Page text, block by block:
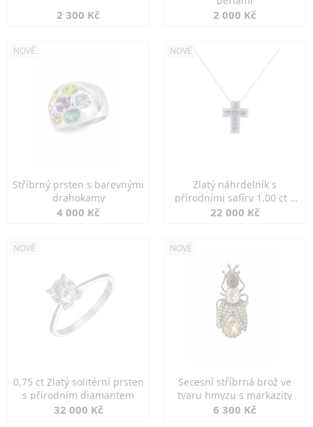
2 300 Kč 2 000 Kč
NOVÉ
Stříbrný prsten s barevnými
drahokamy
4 000 Kč
NOVÉ
Zlatý náhrdelník s
přírodními safíry 1,00 ct a
diamanty
22 000 Kč
NOVÉ
0,75 ct Zlatý solitérní prsten
s přírodním diamantem
32 000 Kč
NOVÉ
Secesní stříbrná brož ve
tvaru hmyzu s markazity
6 300 Kč